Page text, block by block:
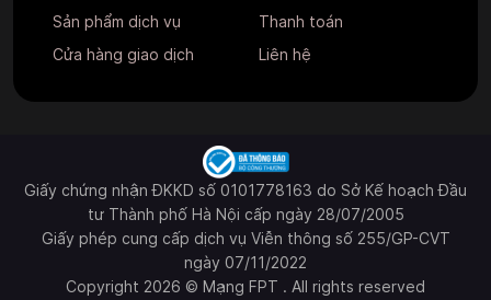
Sản phẩm dịch vụ
Cửa hàng giao dịch
Thanh toán
Liên hệ
Giấy chứng nhận ĐKKD số 0101778163 do Sở Kế hoạch Đầu
tư Thành phố Hà Nội cấp ngày 28/07/2005
Giấy phép cung cấp dịch vụ Viễn thông số 255/GP-CVT
ngày 07/11/2022
Copyright 2026 © Mạng FPT . All rights reserved